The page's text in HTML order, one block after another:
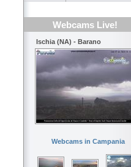
Webcams Live!
Ischia (NA) - Barano
Webcams in Campania